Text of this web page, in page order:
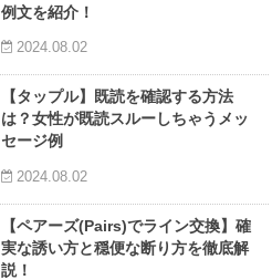
例文を紹介！
2024.08.02
【タップル】既読を確認する方法
は？女性が既読スルーしちゃうメッ
セージ例
2024.08.02
【ペアーズ(Pairs)でライン交換】確
実な誘い方と穏便な断り方を徹底解
説！